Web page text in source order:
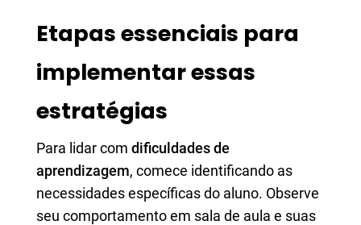
Etapas essenciais para
implementar essas
estratégias
Para lidar com dificuldades de
aprendizagem, comece identificando as
necessidades específicas do aluno. Observe
seu comportamento em sala de aula e suas